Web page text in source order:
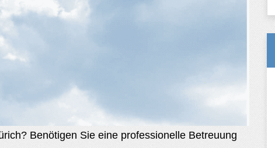
Benötigen Sie eine professionelle Betreuung